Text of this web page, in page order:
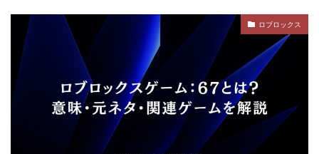
ロブロックス